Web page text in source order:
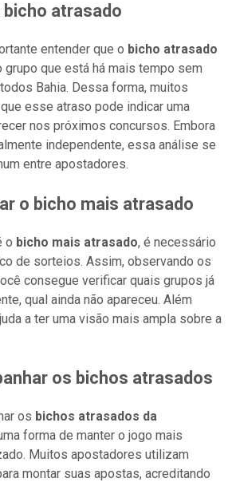
atrasado
entender que o bicho atrasado
grupo que está há mais tempo sem
Bahia. Dessa forma, muitos
esse atraso pode indicar uma
nos próximos concursos. Embora
independente, essa análise se
entre apostadores.
o bicho mais atrasado
o bicho mais atrasado, é necessário
de sorteios. Assim, observando os
consegue verificar quais grupos já
qual ainda não apareceu. Além
a ter uma visão mais ampla sobre a
os bichos atrasados
os bichos atrasados da
forma de manter o jogo mais
Muitos apostadores utilizam
montar suas apostas, acreditando